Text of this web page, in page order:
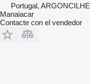
Portugal, ARGONCILHE
Manaiacar
Contacte con el vendedor